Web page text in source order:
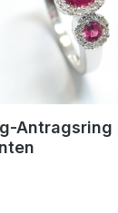
Antragsring